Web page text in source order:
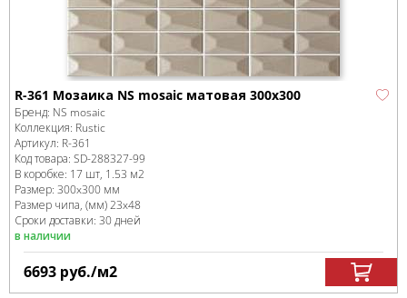
R-361 Мозаика NS mosaic матовая 300x300
Бренд: NS mosaic
Коллекция: Rustic
Артикул: R-361
Код товара: SD-288327-99
В коробке: 17 шт, 1.53 м2
Размер: 300x300 мм
Размер чипа, (мм)23x48
Сроки доставки: 30 дней
в наличии
6693 руб./м2